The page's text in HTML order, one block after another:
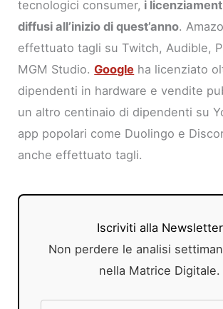
tecnologici consumer, i
diffusi all’inizio di quest’anno.
effettuato tagli su Twitch, Audible,
MGM Studio.Google ha licenziato
dipendenti in hardware e vendite
un altro centinaio di dipendenti su
app popolari come Duolingo e
anche effettuato tagli.
Iscriviti alla Newsletter
Non perdere le analisi
nella Matrice Digitale.